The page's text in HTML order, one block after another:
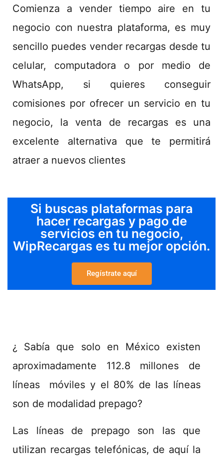
Comienza a vender tiempo aire en tu
negocio con nuestra plataforma, es muy
sencillo puedes vender recargas desde tu
celular, computadora o por medio de
WhatsApp, si quieres conseguir
comisiones por ofrecer un servicio en tu
negocio, la venta de recargas es una
excelente alternativa que te permitirá
atraer a nuevos clientes
Si buscas plataformas para
hacer recargas y pago de
servicios en tu negocio,
WipRecargas es tu mejor opción.
Regístrate aquí
¿ Sabía que solo en México existen
aproximadamente 112.8 millones de
líneas móviles y el 80% de las líneas
son de modalidad prepago?
Las líneas de prepago son las que
utilizan recargas telefónicas, de aquí la